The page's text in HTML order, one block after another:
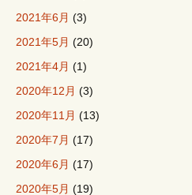
2021年6月 (3)
2021年5月 (20)
2021年4月 (1)
2020年12月 (3)
2020年11月 (13)
2020年7月 (17)
2020年6月 (17)
2020年5月 (19)